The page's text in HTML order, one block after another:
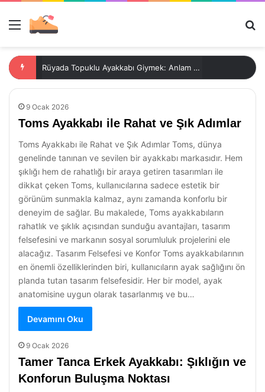
Menü
Rüyada Topuklu Ayakkabı Giymek: Anlam ve Yorumlar
9 Ocak 2026
Toms Ayakkabı ile Rahat ve Şık Adımlar
Toms Ayakkabı ile Rahat ve Şık Adımlar Toms, dünya
genelinde tanınan ve sevilen bir ayakkabı markasıdır. Hem
şıklığı hem de rahatlığı bir araya getiren tasarımları ile
dikkat çeken Toms, kullanıcılarına sadece estetik bir
görünüm sunmakla kalmaz, aynı zamanda konforlu bir
deneyim de sağlar. Bu makalede, Toms ayakkabıların
rahatlık ve şıklık açısından sunduğu avantajları, tasarım
felsefesini ve markanın sosyal sorumluluk projelerini ele
alacağız. Tasarım Felsefesi ve Konfor Toms ayakkabılarının
en önemli özelliklerinden biri, kullanıcıların ayak sağlığını ön
planda tutan tasarım felsefesidir. Her bir model, ayak
anatomisine uygun olarak tasarlanmış ve bu…
Devamını Oku
9 Ocak 2026
Tamer Tanca Erkek Ayakkabı: Şıklığın ve
Konforun Buluşma Noktası